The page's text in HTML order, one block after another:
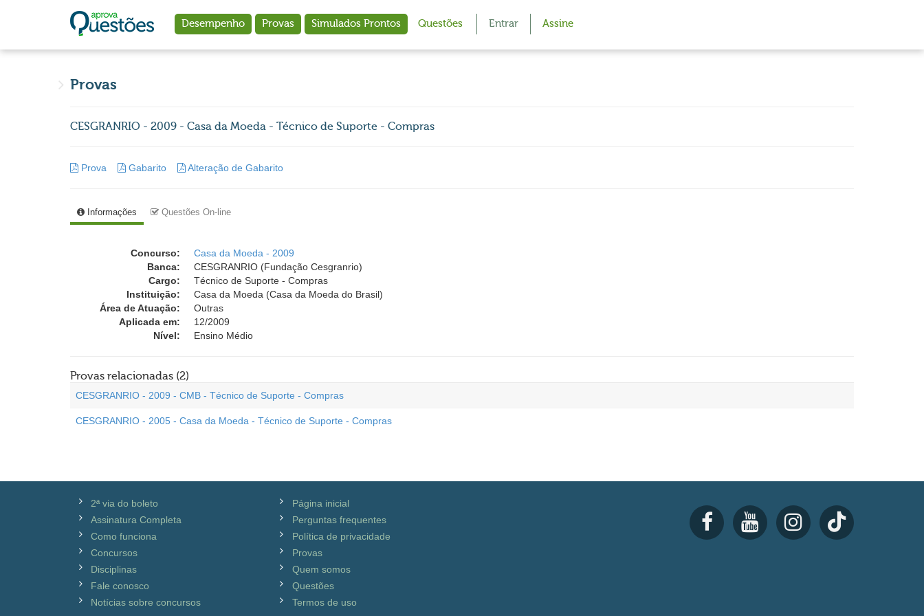
Desempenho Provas Simulados Prontos Questões Entrar Assine
Provas
CESGRANRIO - 2009 - Casa da Moeda - Técnico de Suporte - Compras
Prova Gabarito Alteração de Gabarito
Informações Questões On-line
Concurso:
Casa da Moeda - 2009
Banca:
CESGRANRIO (Fundação Cesgranrio)
Cargo:
Técnico de Suporte - Compras
Instituição:
Casa da Moeda (Casa da Moeda do Brasil)
Área de Atuação:
Outras
Aplicada em:
12/2009
Nível:
Ensino Médio
Provas relacionadas (2)
CESGRANRIO - 2009 - CMB - Técnico de Suporte - Compras
CESGRANRIO - 2005 - Casa da Moeda - Técnico de Suporte - Compras
2ª via do boleto
Assinatura Completa
Como funciona
Concursos
Disciplinas
Fale conosco
Notícias sobre concursos
Página inicial
Perguntas frequentes
Política de privacidade
Provas
Quem somos
Questões
Termos de uso